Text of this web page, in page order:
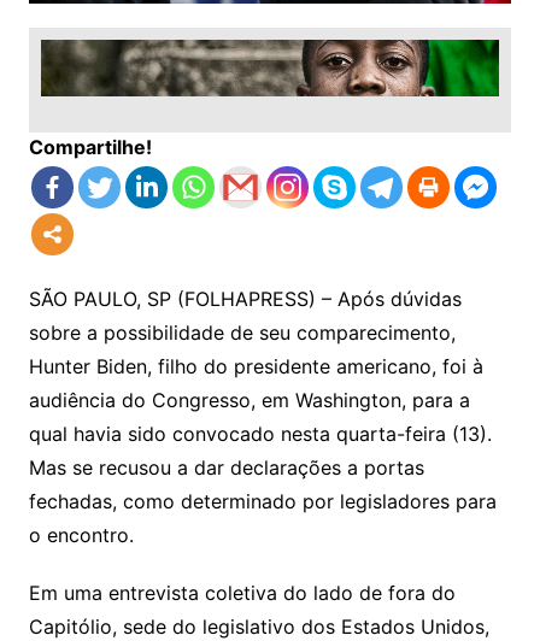
Compartilhe!
SÃO PAULO, SP (FOLHAPRESS) – Após dúvidas
sobre a possibilidade de seu comparecimento,
Hunter Biden, filho do presidente americano, foi à
audiência do Congresso, em Washington, para a
qual havia sido convocado nesta quarta-feira (13).
Mas se recusou a dar declarações a portas
fechadas, como determinado por legisladores para
o encontro.
Em uma entrevista coletiva do lado de fora do
Capitólio, sede do legislativo dos Estados Unidos,